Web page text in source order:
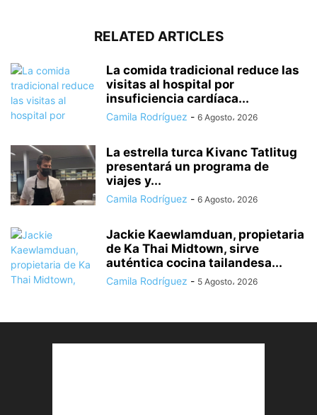
RELATED ARTICLES
La comida tradicional reduce las
visitas al hospital por
insuficiencia cardíaca...
Camila Rodríguez - 6 Agosto، 2026
La estrella turca Kivanc Tatlitug
presentará un programa de
viajes y...
Camila Rodríguez - 6 Agosto، 2026
Jackie Kaewlamduan, propietaria
de Ka Thai Midtown, sirve
auténtica cocina tailandesa...
Camila Rodríguez - 5 Agosto، 2026